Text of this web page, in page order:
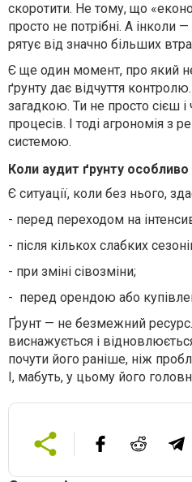
скоротити. Не тому, що
просто не потрібні. А інколи
рятує від значно більших
Є ще один момент, про який
ґрунту дає відчуття
загадкою. Ти не просто сієш
процесів. І тоді агрономія з
системою.
Коли аудит ґрунту
Є ситуації, коли без нього,
- перед переходом на
- після кількох слабких
- при зміні сівозміни;
- перед орендою або
Ґрунт — не безмежний
виснажується і
почути його раніше, ніж
І, мабуть, у цьому його